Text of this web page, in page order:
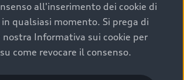
usata in una Concessionaria ufficiale
garantito tramite Audi Prima
affidarsi ad un prodotto che viene
controlli approfonditi e coperto da
per una maggiore tutela del tuo
all'inserimento dei cookie di
qualsiasi momento. Si prega di
Informativa sui cookie per
come revocare il consenso.